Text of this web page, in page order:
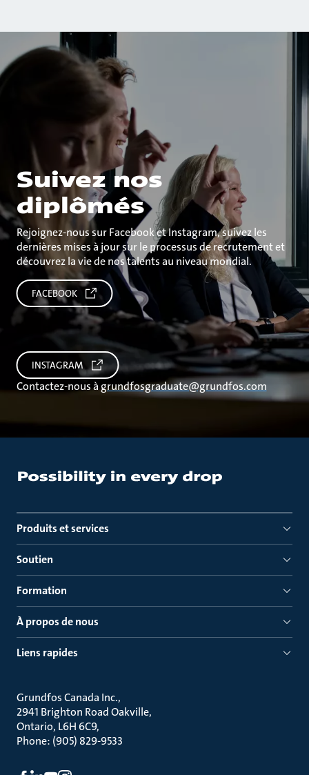
Suivez nos
diplômés
Rejoignez-nous sur Facebook et Instagram, suivez les
dernières mises à jour sur le processus de recrutement et
découvrez la vie de nos talents au niveau mondial.
FACEBOOK
INSTAGRAM
Contactez-nous àgrundfosgraduate@grundfos.com
Produits et services
Soutien
Formation
À propos de nous
Liens rapides
Grundfos Canada Inc.
2941 Brighton Road Oakville
Ontario, L6H 6C9
Phone: (905) 829-9533